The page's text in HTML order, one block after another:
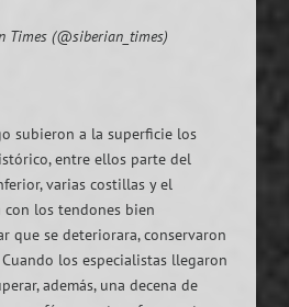
Times (@siberian_times)
subieron a la superficie los
entre ellos parte del
varias costillas y el
los tendones bien
que se deteriorara, conservaron
los especialistas llegaron
además, una decena de